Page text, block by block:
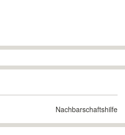
Nachbarschaftshilfe